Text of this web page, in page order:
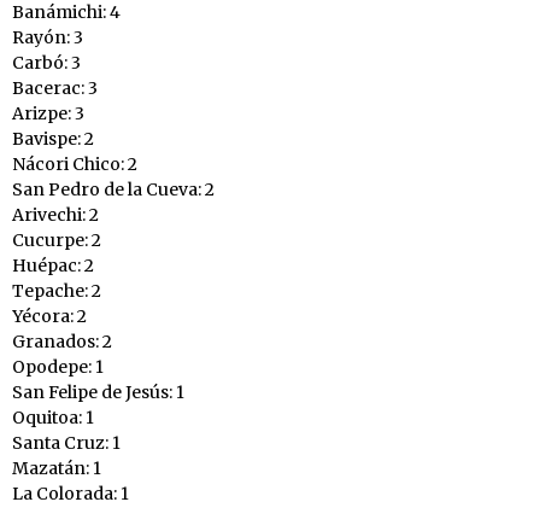
Banámichi: 4
Rayón: 3
Carbó: 3
Bacerac: 3
Arizpe: 3
Bavispe: 2
Nácori Chico: 2
San Pedro de la Cueva: 2
Arivechi: 2
Cucurpe: 2
Huépac: 2
Tepache: 2
Yécora: 2
Granados: 2
Opodepe: 1
San Felipe de Jesús: 1
Oquitoa: 1
Santa Cruz: 1
Mazatán: 1
La Colorada: 1